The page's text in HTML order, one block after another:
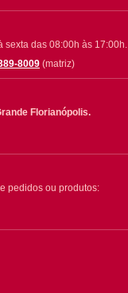
sexta das 08:00h às 17:00h.
8009 (matriz)
Florianópolis.
pedidos ou produtos: